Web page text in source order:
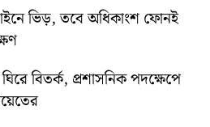
ভিড়, তবে অধিকাংশ ফোনই
বিতর্ক, প্রশাসনিক পদক্ষেপে